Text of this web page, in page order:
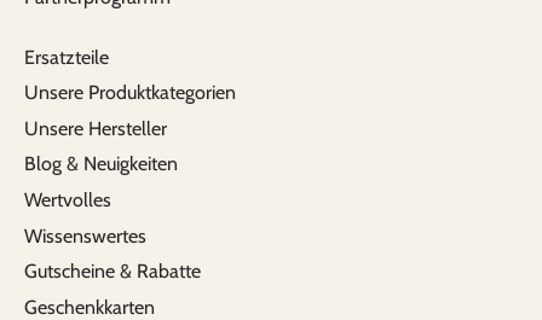
Ersatzteile
Unsere Produktkategorien
Unsere Hersteller
Blog & Neuigkeiten
Wertvolles
Wissenswertes
Gutscheine & Rabatte
Geschenkkarten